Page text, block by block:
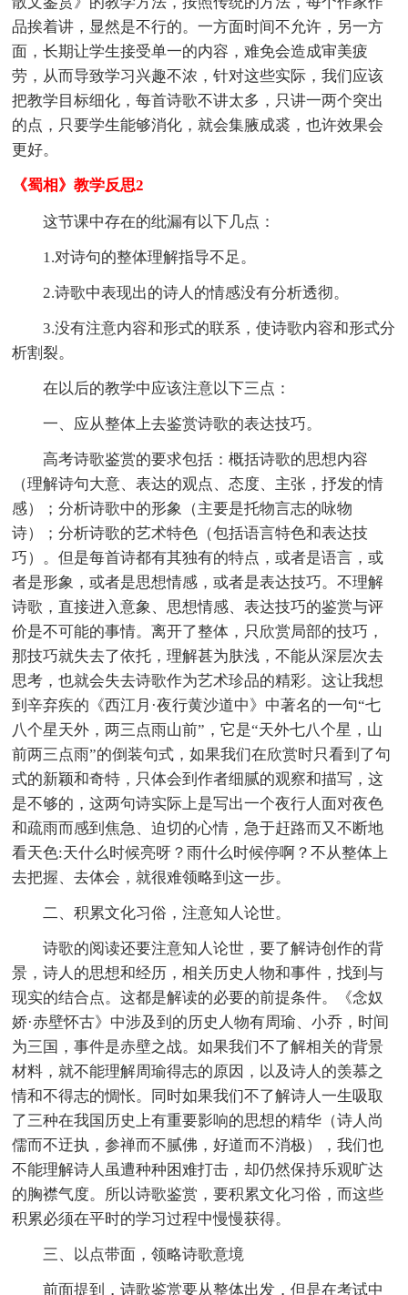
品挨着讲，显然是不行的。一方面时间不允许，另一方
面，长期让学生接受单一的内容，难免会造成审美疲
劳，从而导致学习兴趣不浓，针对这些实际，我们应该
把教学目标细化，每首诗歌不讲太多，只讲一两个突出
的点，只要学生能够消化，就会集腋成裘，也许效果会
更好。
《蜀相》教学反思2
这节课中存在的纰漏有以下几点：
1.对诗句的整体理解指导不足。
2.诗歌中表现出的诗人的情感没有分析透彻。
3.没有注意内容和形式的联系，使诗歌内容和形式分
析割裂。
在以后的教学中应该注意以下三点：
一、应从整体上去鉴赏诗歌的表达技巧。
高考诗歌鉴赏的要求包括：概括诗歌的思想内容
（理解诗句大意、表达的观点、态度、主张，抒发的情
感）；分析诗歌中的形象（主要是托物言志的咏物
诗）；分析诗歌的艺术特色（包括语言特色和表达技
巧）。但是每首诗都有其独有的特点，或者是语言，或
者是形象，或者是思想情感，或者是表达技巧。不理解
诗歌，直接进入意象、思想情感、表达技巧的鉴赏与评
价是不可能的事情。离开了整体，只欣赏局部的技巧，
那技巧就失去了依托，理解甚为肤浅，不能从深层次去
思考，也就会失去诗歌作为艺术珍品的精彩。这让我想
到辛弃疾的《西江月·夜行黄沙道中》中著名的一句“七
八个星天外，两三点雨山前”，它是“天外七八个星，山
前两三点雨”的倒装句式，如果我们在欣赏时只看到了句
式的新颖和奇特，只体会到作者细腻的观察和描写，这
是不够的，这两句诗实际上是写出一个夜行人面对夜色
和疏雨而感到焦急、迫切的心情，急于赶路而又不断地
看天色:天什么时候亮呀？雨什么时候停啊？不从整体上
去把握、去体会，就很难领略到这一步。
二、积累文化习俗，注意知人论世。
诗歌的阅读还要注意知人论世，要了解诗创作的背
景，诗人的思想和经历，相关历史人物和事件，找到与
现实的结合点。这都是解读的必要的前提条件。《念奴
娇·赤壁怀古》中涉及到的历史人物有周瑜、小乔，时间
为三国，事件是赤壁之战。如果我们不了解相关的背景
材料，就不能理解周瑜得志的原因，以及诗人的羡慕之
情和不得志的惆怅。同时如果我们不了解诗人一生吸取
了三种在我国历史上有重要影响的思想的精华（诗人尚
儒而不迂执，参禅而不腻佛，好道而不消极），我们也
不能理解诗人虽遭种种困难打击，却仍然保持乐观旷达
的胸襟气度。所以诗歌鉴赏，要积累文化习俗，而这些
积累必须在平时的学习过程中慢慢获得。
三、以点带面，领略诗歌意境
前面提到，诗歌鉴赏要从整体出发，但是在考试中